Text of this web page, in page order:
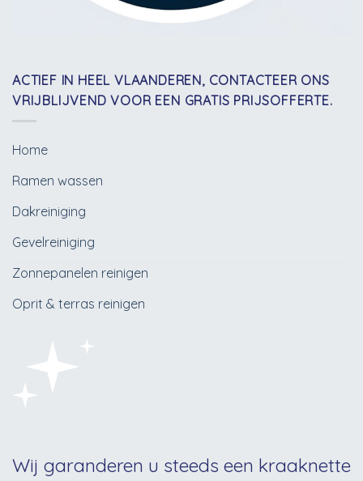
ACTIEF IN HEEL VLAANDEREN, CONTACTEER ONS
VRIJBLIJVEND VOOR EEN GRATIS PRIJSOFFERTE.
Home
Ramen wassen
Dakreiniging
Gevelreiniging
Zonnepanelen reinigen
Oprit & terras reinigen
Wij garanderen u steeds een kraaknette